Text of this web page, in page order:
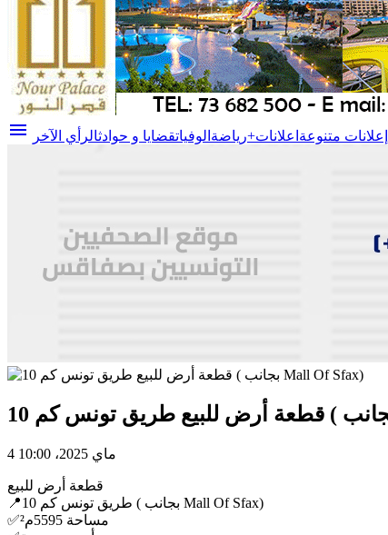
menu إعلانات متنوعة اعلانات+رياضة الوفياتقضايا و حوادثالرأي الآخر
4 ماي 2025، 10:00
قطعة أرض للبيع
📍طريق تونس كم 10 ( بجانب Mall Of Sfax)
✅️مساحة 5595م²